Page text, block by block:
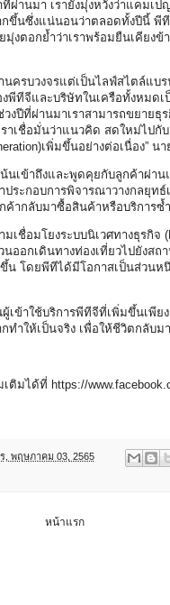
ผ่านมา เรายังมุ่งหวังว่าแคมเ
ขึ้นซึ่งแน่นอนว่าตลอดทั้งปีนี้ พี
ตอกย้ำว่าเราพร้อมยืนเคียง
นครบวงจรแต่เป็นไลฟ์สไตล์
ทีจีและบริษัทในเครือทั้งหมด
ปีที่ผ่านมาเราสามารถขยายธุ
เชื่อมั่นว่าแนวคิด สดใหม่ไปกั
เพิ่มขึ้นอย่างต่อเนื่อง” น
นเข้าถึงและพูดคุยกับลูกค้าผ่
ระกอบการพิจารณาวางกลยุท
กลับมาซื้อสินค้าหรือบริการซ้ำ
ชื่อมโยงระบบนิเวศทางธุรกิ
ออกเดินทางท่องเที่ยวไปยังส
น โดยพีทีได้มีโอกาสเป็นส่วน
เข้าใช้บริการพีทีจีที่เพิ่มขึ้นเพี
ำให้เป็นจริง เพื่อให้ชีวิตกลับ
เติมได้ที่ https://
, พฤษภาคม 03, 2565
หน้าแรก